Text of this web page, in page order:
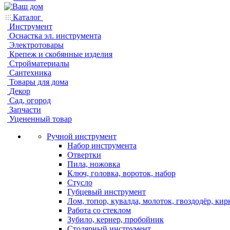
Каталог
Инструмент
Оснастка эл. инструмента
Электротовары
Крепеж и скобянные изделия
Стройматериалы
Сантехника
Товары для дома
Декор
Сад, огород
Запчасти
Уцененный товар
Ручной инструмент
Набор инструмента
Отвертки
Пила, ножовка
Ключ, головка, вороток, набор
Стусло
Губцевый инструмент
Лом, топор, кувалда, молоток, гвоздодёр,
Работа со стеклом
Зубило, кернер, пробойник